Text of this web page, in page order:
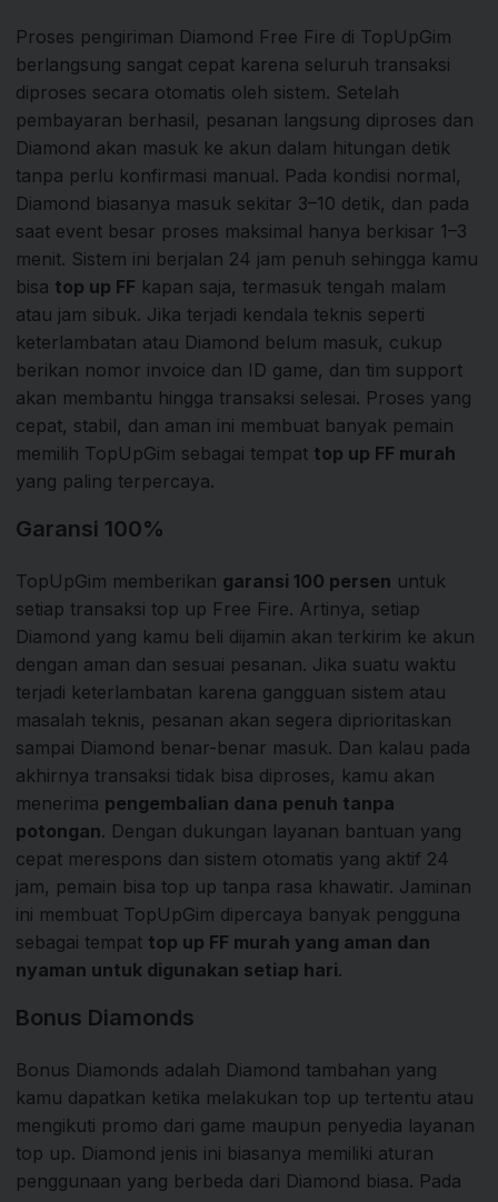
Proses pengiriman Diamond Free Fire di TopUpGim
berlangsung sangat cepat karena seluruh transaksi
diproses secara otomatis oleh sistem. Setelah
pembayaran berhasil, pesanan langsung diproses dan
Diamond akan masuk ke akun dalam hitungan detik
tanpa perlu konfirmasi manual. Pada kondisi normal,
Diamond biasanya masuk sekitar 3–10 detik, dan pada
saat event besar proses maksimal hanya berkisar 1–3
menit. Sistem ini berjalan 24 jam penuh sehingga kamu
bisa top up FF kapan saja, termasuk tengah malam
atau jam sibuk. Jika terjadi kendala teknis seperti
keterlambatan atau Diamond belum masuk, cukup
berikan nomor invoice dan ID game, dan tim support
akan membantu hingga transaksi selesai. Proses yang
cepat, stabil, dan aman ini membuat banyak pemain
memilih TopUpGim sebagai tempat top up FF murah
yang paling terpercaya.
Garansi 100%
TopUpGim memberikan garansi 100 persen untuk
setiap transaksi top up Free Fire. Artinya, setiap
Diamond yang kamu beli dijamin akan terkirim ke akun
dengan aman dan sesuai pesanan. Jika suatu waktu
terjadi keterlambatan karena gangguan sistem atau
masalah teknis, pesanan akan segera diprioritaskan
sampai Diamond benar-benar masuk. Dan kalau pada
akhirnya transaksi tidak bisa diproses, kamu akan
menerima pengembalian dana penuh tanpa
potongan. Dengan dukungan layanan bantuan yang
cepat merespons dan sistem otomatis yang aktif 24
jam, pemain bisa top up tanpa rasa khawatir. Jaminan
ini membuat TopUpGim dipercaya banyak pengguna
sebagai tempat top up FF murah yang aman dan
nyaman untuk digunakan setiap hari.
Bonus Diamonds
Bonus Diamonds adalah Diamond tambahan yang
kamu dapatkan ketika melakukan top up tertentu atau
mengikuti promo dari game maupun penyedia layanan
top up. Diamond jenis ini biasanya memiliki aturan
penggunaan yang berbeda dari Diamond biasa. Pada